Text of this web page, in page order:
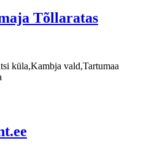
Tõllaratas
küla,Kambja vald,Tartumaa